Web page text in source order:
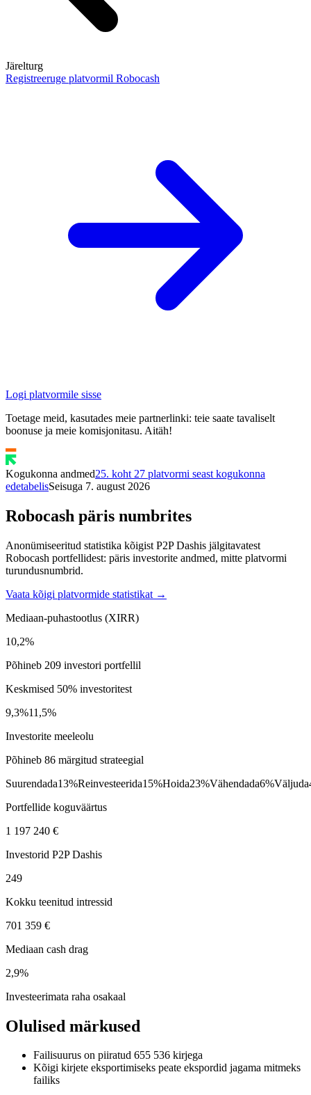
Järelturg
Registreeruge platvormil Robocash
Logi platvormile sisse
Toetage meid, kasutades meie partnerlinki: teie saate tavaliselt
boonuse ja meie komisjonitasu. Aitäh!
Kogukonna andmed25. koht 27 platvormi seast kogukonna
edetabelisSeisuga 7. august 2026
Robocash päris numbrites
Anonümiseeritud statistika kõigist P2P Dashis jälgitavatest
Robocash portfellidest: päris investorite andmed, mitte platvormi
turundusnumbrid.
Vaata kõigi platvormide statistikat →
Mediaan-puhastootlus (XIRR)
10,2%
Põhineb 209 investori portfellil
Keskmised 50% investoritest
9,3%11,5%
Investorite meeleolu
Põhineb 86 märgitud strateegial
Suurendada13%Reinvesteerida15%Hoida23%Vähendada6%Väljuda
Portfellide koguväärtus
1 197 240 €
Investorid P2P Dashis
249
Kokku teenitud intressid
701 359 €
Mediaan cash drag
2,9%
Investeerimata raha osakaal
Olulised märkused
Failisuurus on piiratud 655 536 kirjega
Kõigi kirjete eksportimiseks peate ekspordid jagama mitmeks
failiks